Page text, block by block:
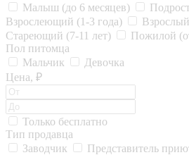
Малыш (до 6 месяцев)
Взрослеющий (1-3 года)
Стареющий (7-11 лет)
Пожилой
Пол питомца
Мальчик
Девочка
Цена, ₽
Только бесплатно
Тип продавца
Заводчик
Представитель